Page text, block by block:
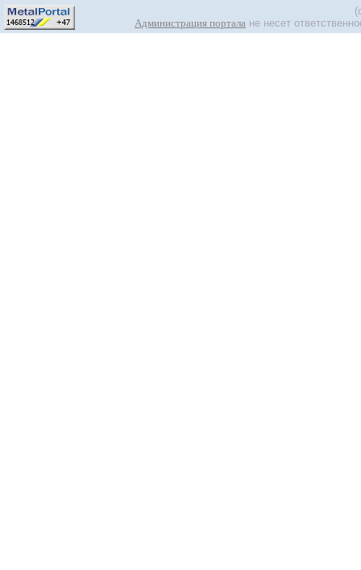
Администрация портала не несет